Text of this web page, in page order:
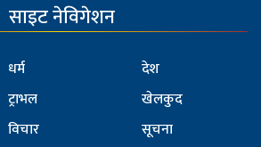
साइट नेविगेशन
धर्म
ट्राभल
विचार
देश
खेलकुद
सूचना